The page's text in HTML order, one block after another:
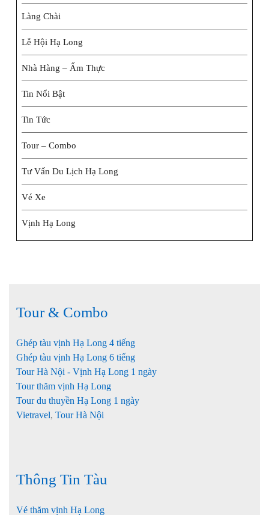
Làng Chài
Lễ Hội Hạ Long
Nhà Hàng – Ẩm Thực
Tin Nổi Bật
Tin Tức
Tour – Combo
Tư Vấn Du Lịch Hạ Long
Vé Xe
Vịnh Hạ Long
Tour & Combo
Ghép tàu vịnh Hạ Long 4 tiếng
Ghép tàu vịnh Hạ Long 6 tiếng
Tour Hà Nội - Vịnh Hạ Long 1 ngày
Tour thăm vịnh Hạ Long
Tour du thuyền Hạ Long 1 ngày
Vietravel, Tour Hà Nội
Thông Tin Tàu
Vé thăm vịnh Hạ Long